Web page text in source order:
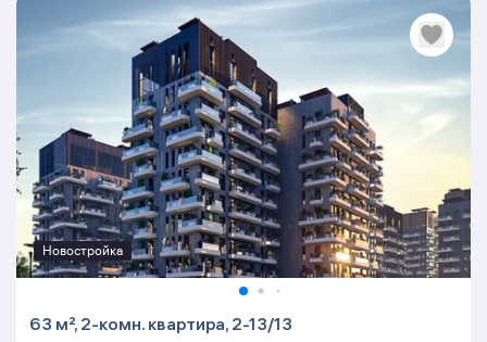
Новостройка
63 м², 2-комн. квартира, 2-13/13